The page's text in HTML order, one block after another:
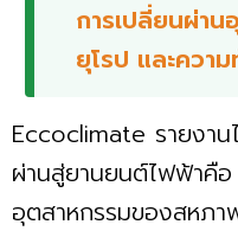
การเปลี่ยนผ่า
ยุโรป และควา
Eccoclimate รายงาน
ผ่านสู่ยานยนต์ไฟฟ้าคือ
อุตสาหกรรมของสหภ